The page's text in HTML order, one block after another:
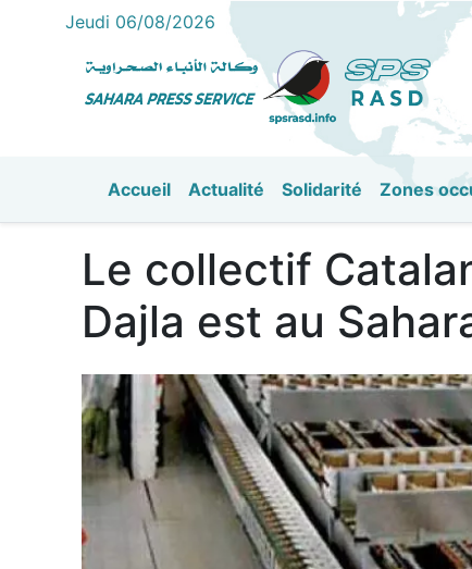
Jeudi 06/08/2026
Accueil Actualité Solidarité Zones
Le collectif
Dajla est au